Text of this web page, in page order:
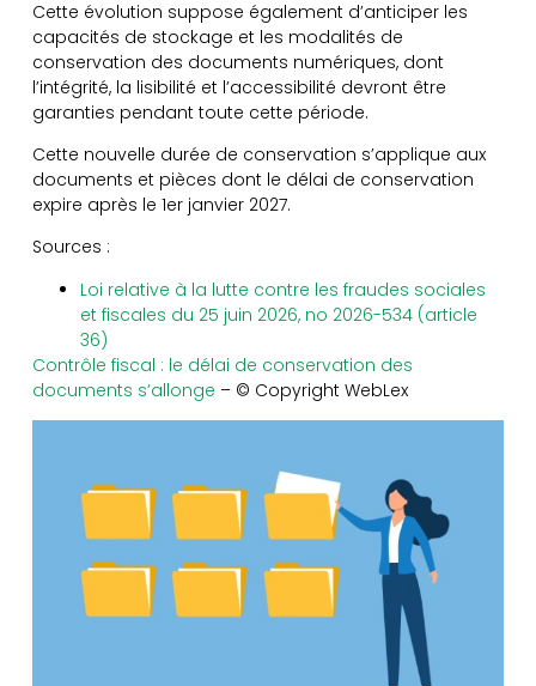
Cette évolution suppose également d’anticiper les
capacités de stockage et les modalités de
conservation des documents numériques, dont
l’intégrité, la lisibilité et l’accessibilité devront être
garanties pendant toute cette période.
Cette nouvelle durée de conservation s’applique aux
documents et pièces dont le délai de conservation
expire après le 1er janvier 2027.
Sources :
Loi relative à la lutte contre les fraudes sociales
et fiscales du 25 juin 2026, no 2026-534 (article
36)
Contrôle fiscal : le délai de conservation des
documents s’allonge – © Copyright WebLex